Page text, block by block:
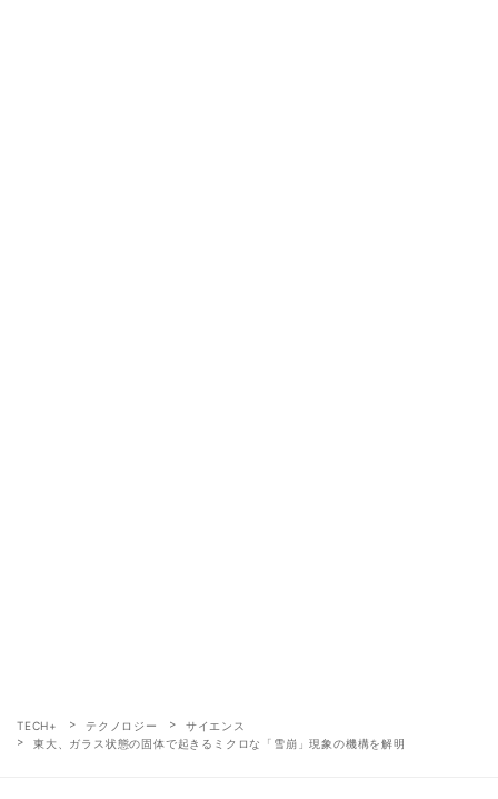
TECH+ テクノロジー
サイエンス
東大、ガラス状態の固体で起きるミクロな「雪崩」現象の機構を解明